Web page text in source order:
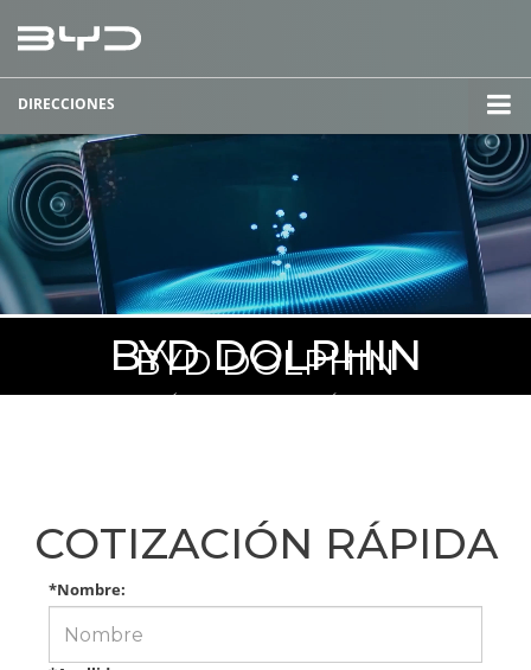
DIRECCIONES
BYD DOLPHIN
BYD DOLPHIN
ENÉRGICO, LIBRE Y DINÁMICO
COTIZACIÓN RÁPIDA
*Nombre: